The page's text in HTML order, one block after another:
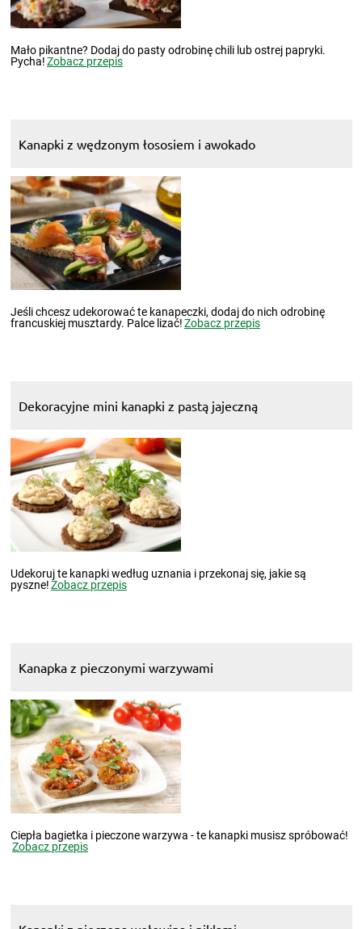
Mało pikantne? Dodaj do pasty odrobinę chili lub ostrej papryki.
Pycha!Zobacz przepis
Kanapki z wędzonym łososiem i awokado
Jeśli chcesz udekorować te kanapeczki, dodaj do nich odrobinę
francuskiej musztardy. Palce lizać!Zobacz przepis
Dekoracyjne mini kanapki z pastą jajeczną
Udekoruj te kanapki według uznania i przekonaj się, jakie są
pyszne!Zobacz przepis
Kanapka z pieczonymi warzywami
Ciepła bagietka i pieczone warzywa - te kanapki musisz spróbować!
Zobacz przepis